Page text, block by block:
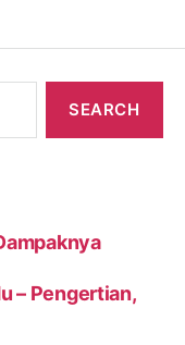
– Pengertian,